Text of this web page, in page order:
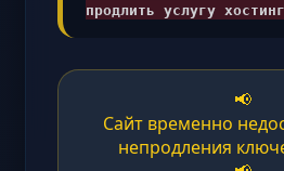
продлить услугу
📢
Сайт временно
непродления